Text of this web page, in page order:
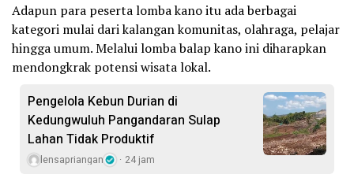
Adapun para peserta lomba kano itu ada berbagai
kategori mulai dari kalangan komunitas, olahraga, pelajar
hingga umum. Melalui lomba balap kano ini diharapkan
mendongkrak potensi wisata lokal.
Pengelola Kebun Durian di
Kedungwuluh Pangandaran Sulap
Lahan Tidak Produktif ‎
lensapriangan 24 jam